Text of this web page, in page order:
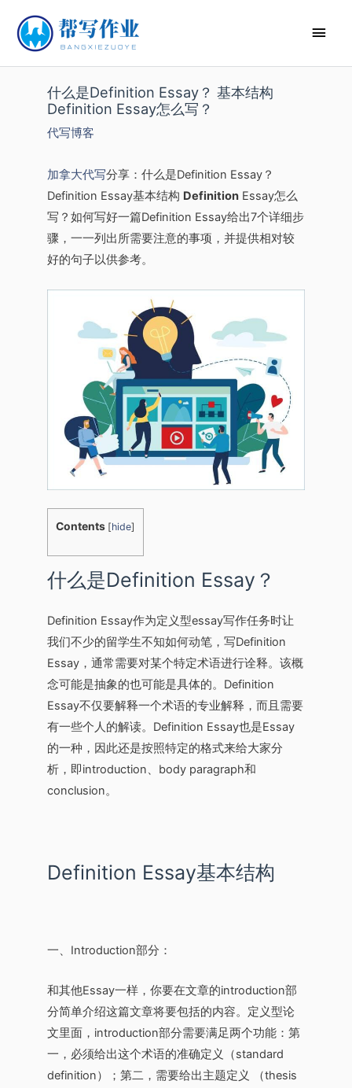
什么是Definition Essay？ 基本结构
Definition Essay怎么写？
代写博客
加拿大代写分享：什么是Definition Essay？
Definition Essay基本结构 Definition Essay怎么
写？如何写好一篇Definition Essay给出7个详细步
骤，一一列出所需要注意的事项，并提供相对较
好的句子以供参考。
Contents [hide]
什么是Definition Essay？
Definition Essay作为定义型essay写作任务时让
我们不少的留学生不知如何动笔，写Definition
Essay，通常需要对某个特定术语进行诠释。该概
念可能是抽象的也可能是具体的。Definition
Essay不仅要解释一个术语的专业解释，而且需要
有一些个人的解读。Definition Essay也是Essay
的一种，因此还是按照特定的格式来给大家分
析，即introduction、body paragraph和
conclusion。
Definition Essay基本结构
一、Introduction部分：
和其他Essay一样，你要在文章的introduction部
分简单介绍这篇文章将要包括的内容。定义型论
文里面，introduction部分需要满足两个功能：第
一，必须给出这个术语的准确定义（standard
definition）；第二，需要给出主题定义 （thesis